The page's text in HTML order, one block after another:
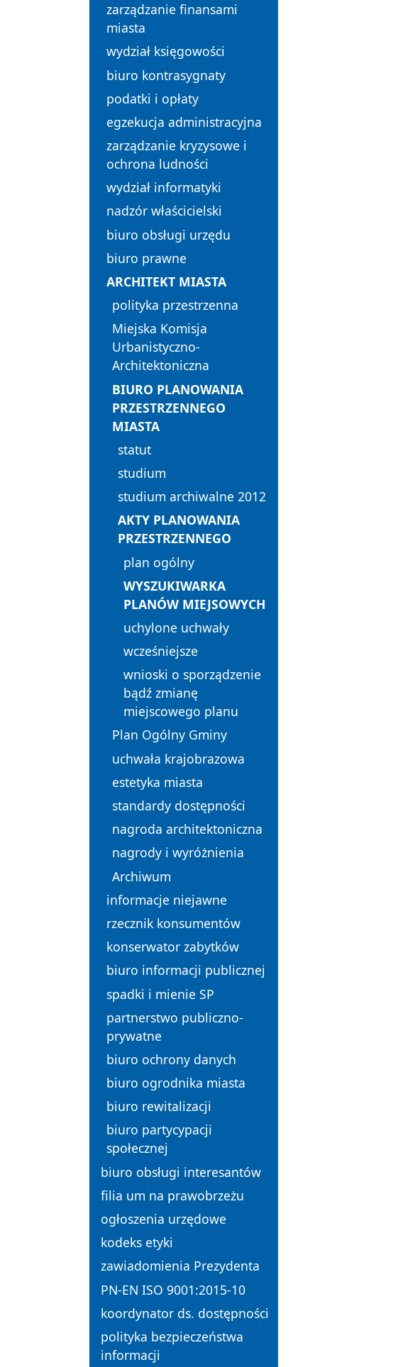
zarządzanie finansami
miasta
wydział księgowości
biuro kontrasygnaty
podatki i opłaty
egzekucja administracyjna
zarządzanie kryzysowe i
ochrona ludności
wydział informatyki
nadzór właścicielski
biuro obsługi urzędu
biuro prawne
ARCHITEKT MIASTA
polityka przestrzenna
Miejska Komisja
Urbanistyczno-
Architektoniczna
BIURO PLANOWANIA
PRZESTRZENNEGO
MIASTA
statut
studium
studium archiwalne 2012
AKTY PLANOWANIA
PRZESTRZENNEGO
plan ogólny
WYSZUKIWARKA
PLANÓW MIEJSOWYCH
uchylone uchwały
wcześniejsze
wnioski o sporządzenie
bądź zmianę
miejscowego planu
Plan Ogólny Gminy
uchwała krajobrazowa
estetyka miasta
standardy dostępności
nagroda architektoniczna
nagrody i wyróżnienia
Archiwum
informacje niejawne
rzecznik konsumentów
konserwator zabytków
biuro informacji publicznej
spadki i mienie SP
partnerstwo publiczno-
prywatne
biuro ochrony danych
biuro ogrodnika miasta
biuro rewitalizacji
biuro partycypacji
społecznej
biuro obsługi interesantów
filia um na prawobrzeżu
ogłoszenia urzędowe
kodeks etyki
zawiadomienia Prezydenta
PN-EN ISO 9001:2015-10
koordynator ds. dostępności
polityka bezpieczeństwa
informacji